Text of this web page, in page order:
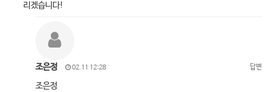
리겠습니다!
조은정 02.11 12:28 답변
조은정